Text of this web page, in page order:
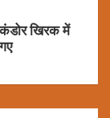
कंडोर खिरक में